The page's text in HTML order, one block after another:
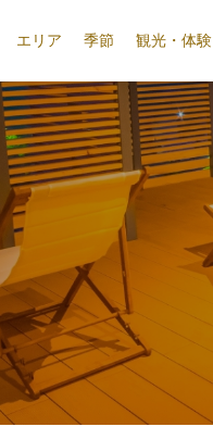
エリア 季節 観光・体験